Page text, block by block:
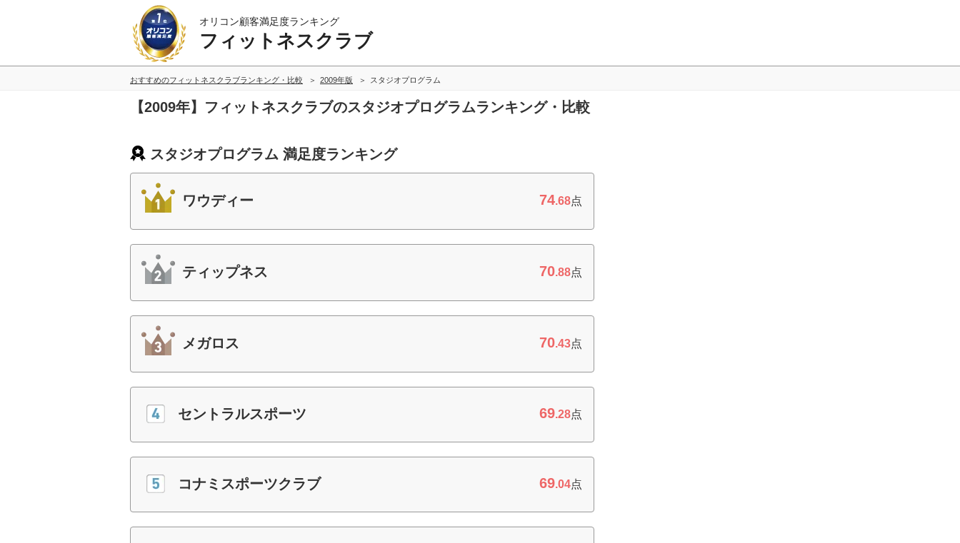
オリコン顧客満足度ランキング
フィットネスクラブ
おすすめのフィットネスクラブランキング・比較 2009年版 スタジオプログラム
【2009年】フィットネスクラブのスタジオプログラムランキング・比較
スタジオプログラム 満足度ランキング
ワウディー 74.68点
ティップネス 70.88点
メガロス 70.43点
セントラルスポーツ 69.28点
コナミスポーツクラブ 69.04点